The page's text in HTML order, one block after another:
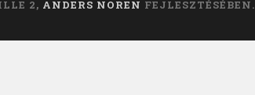
2, ANDERS NOREN FEJLESZTÉSÉBEN.